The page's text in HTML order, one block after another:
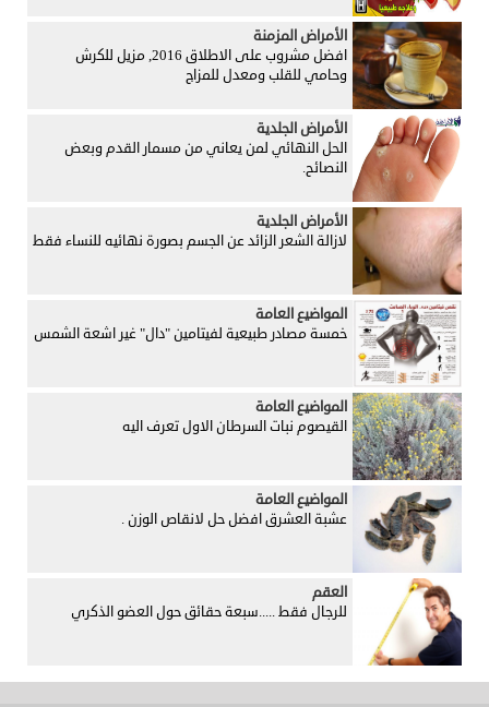
الأمراض المزمنة
افضل مشروب على الاطلاق 2016, مزيل للكرش
وحامي للقلب ومعدل للمزاج
الأمراض الجلدية
الحل النهائي لمن يعاني من مسمار القدم وبعض
النصائح.
الأمراض الجلدية
لازالة الشعر الزائد عن الجسم بصورة نهائيه للنساء فقط
المواضيع العامة
خمسة مصادر طبيعية لفيتامين "دال" غير اشعة الشمس
المواضيع العامة
القيصوم نبات السرطان الاول تعرف اليه
المواضيع العامة
عشبة العشرق افضل حل لانقاص الوزن .
العقم
للرجال فقط .....سبعة حقائق حول العضو الذكري